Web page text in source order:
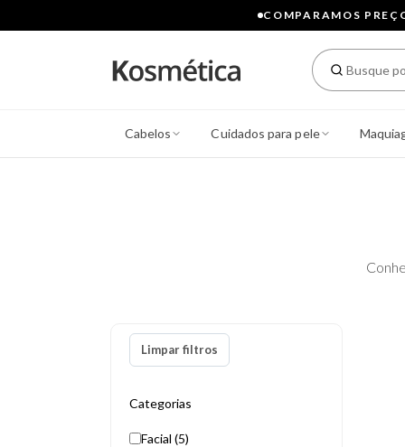
COMPARAMOS
Cabelos Cuidados para pele
Limpar filtros
Categorias
Facial (5)